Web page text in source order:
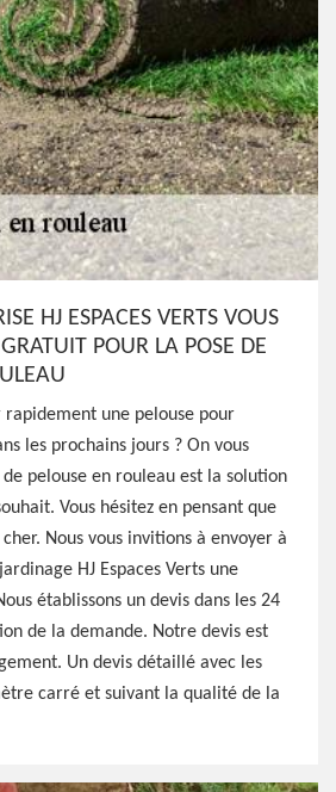
HJ ESPACES VERTS VOUS
POUR LA POSE DE
rapidement une pelouse pour
les prochains jours ? On vous
pelouse en rouleau est la solution
Vous hésitez en pensant que
Nous vous invitions à envoyer à
HJ Espaces Verts une
établissons un devis dans les 24
de la demande. Notre devis est
Un devis détaillé avec les
carré et suivant la qualité de la